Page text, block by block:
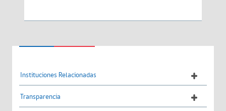
Instituciones Relacionadas
Transparencia